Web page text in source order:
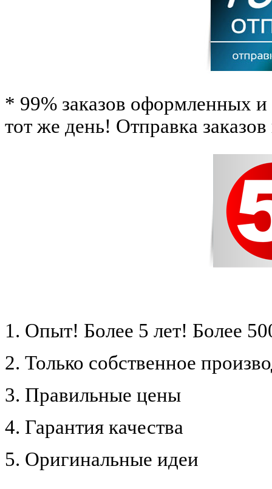
* 99% заказов оформленных
тот же день! Отправка
1. Опыт! Более 5 лет! Более
2. Только собственное
3. Правильные цены
4. Гарантия качества
5. Оригинальные идеи